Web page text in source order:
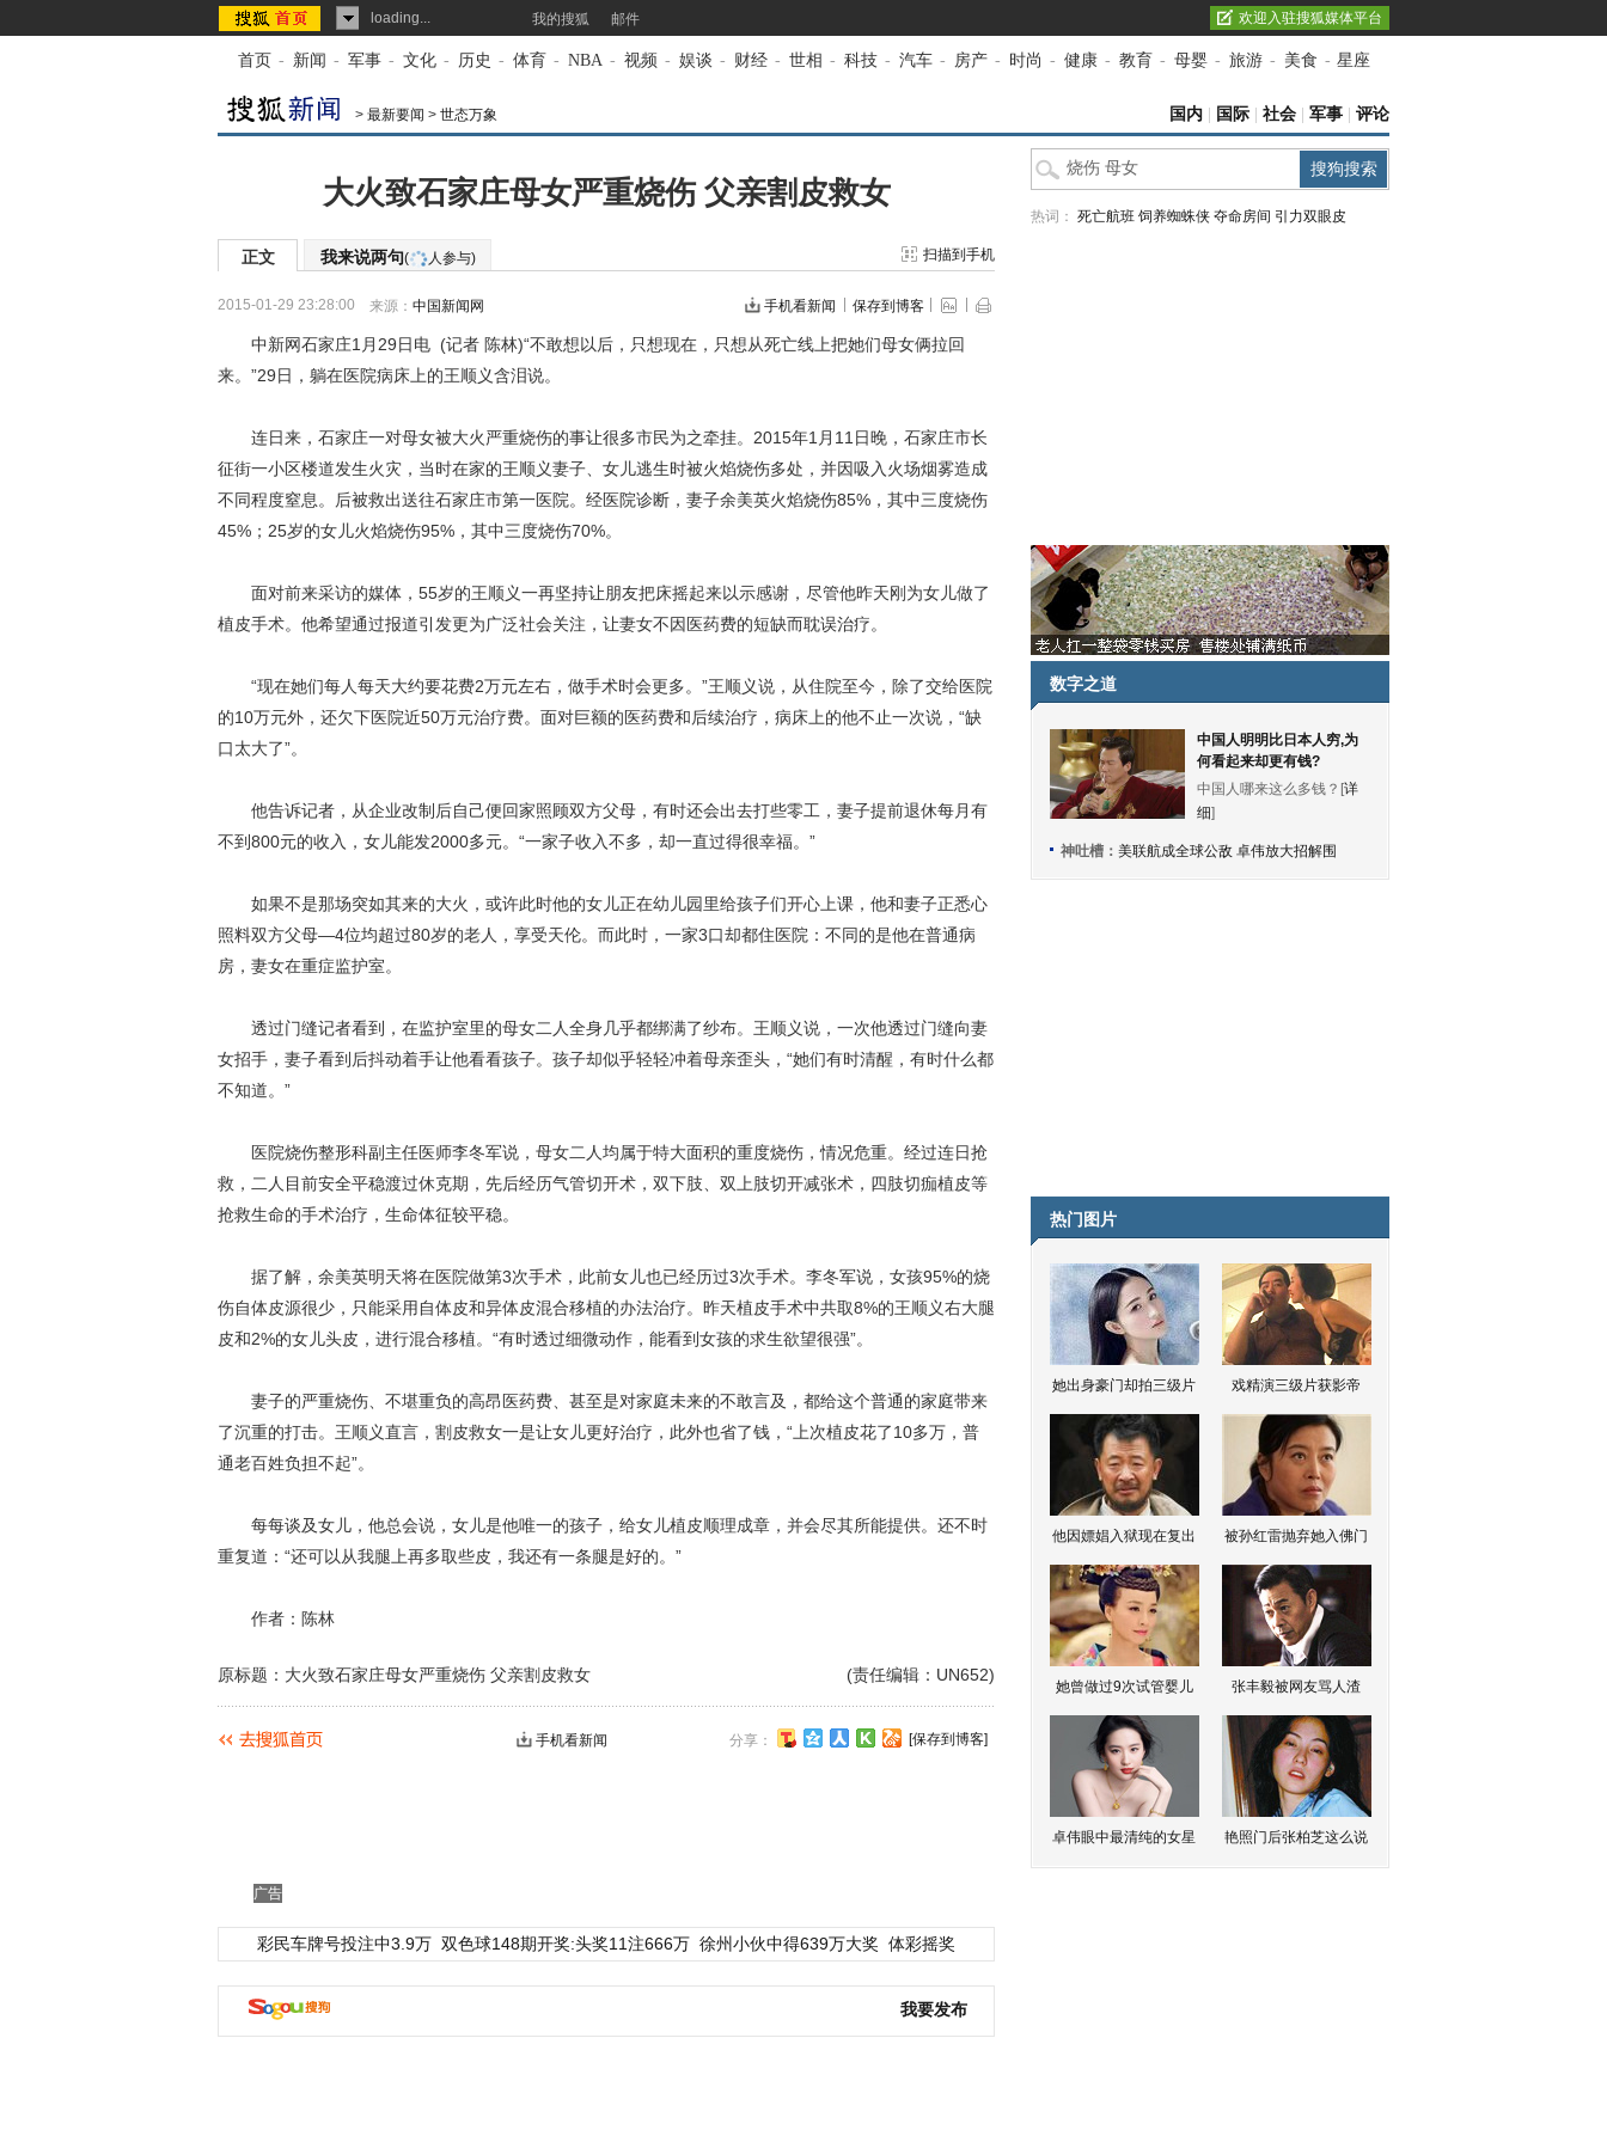
loading... 我的搜狐 邮件 欢迎入驻搜狐媒体平台
首页 - 新闻 - 军事 - 文化 - 历史 - 体育 - NBA - 视频 - 娱谈 - 财经 - 世相 - 科技 - 汽车 - 房产 - 时尚 - 健康 - 教育 - 母婴 - 旅游 - 美食 - 星座
> 最新要闻 > 世态万象 国内 国际 社会 军事 评论
大火致石家庄母女严重烧伤 父亲割皮救女
正文 我来说两句( 人参与) 扫描到手机
2015-01-29 23:28:00 来源： 中国新闻网 手机看新闻 保存到博客
中新网石家庄1月29日电 (记者 陈林)“不敢想以后，只想现在，只想从死亡线上把她们母女俩拉回
来。”29日，躺在医院病床上的王顺义含泪说。
连日来，石家庄一对母女被大火严重烧伤的事让很多市民为之牵挂。2015年1月11日晚，石家庄市长
征街一小区楼道发生火灾，当时在家的王顺义妻子、女儿逃生时被火焰烧伤多处，并因吸入火场烟雾造成
不同程度窒息。后被救出送往石家庄市第一医院。经医院诊断，妻子余美英火焰烧伤85%，其中三度烧伤
45%；25岁的女儿火焰烧伤95%，其中三度烧伤70%。
面对前来采访的媒体，55岁的王顺义一再坚持让朋友把床摇起来以示感谢，尽管他昨天刚为女儿做了
植皮手术。他希望通过报道引发更为广泛社会关注，让妻女不因医药费的短缺而耽误治疗。
“现在她们每人每天大约要花费2万元左右，做手术时会更多。”王顺义说，从住院至今，除了交给医院
的10万元外，还欠下医院近50万元治疗费。面对巨额的医药费和后续治疗，病床上的他不止一次说，“缺
口太大了”。
他告诉记者，从企业改制后自己便回家照顾双方父母，有时还会出去打些零工，妻子提前退休每月有
不到800元的收入，女儿能发2000多元。“一家子收入不多，却一直过得很幸福。”
如果不是那场突如其来的大火，或许此时他的女儿正在幼儿园里给孩子们开心上课，他和妻子正悉心
照料双方父母—4位均超过80岁的老人，享受天伦。而此时，一家3口却都住医院：不同的是他在普通病
房，妻女在重症监护室。
透过门缝记者看到，在监护室里的母女二人全身几乎都绑满了纱布。王顺义说，一次他透过门缝向妻
女招手，妻子看到后抖动着手让他看看孩子。孩子却似乎轻轻冲着母亲歪头，“她们有时清醒，有时什么都
不知道。”
医院烧伤整形科副主任医师李冬军说，母女二人均属于特大面积的重度烧伤，情况危重。经过连日抢
救，二人目前安全平稳渡过休克期，先后经历气管切开术，双下肢、双上肢切开减张术，四肢切痂植皮等
抢救生命的手术治疗，生命体征较平稳。
据了解，余美英明天将在医院做第3次手术，此前女儿也已经历过3次手术。李冬军说，女孩95%的烧
伤自体皮源很少，只能采用自体皮和异体皮混合移植的办法治疗。昨天植皮手术中共取8%的王顺义右大腿
皮和2%的女儿头皮，进行混合移植。“有时透过细微动作，能看到女孩的求生欲望很强”。
妻子的严重烧伤、不堪重负的高昂医药费、甚至是对家庭未来的不敢言及，都给这个普通的家庭带来
了沉重的打击。王顺义直言，割皮救女一是让女儿更好治疗，此外也省了钱，“上次植皮花了10多万，普
通老百姓负担不起”。
每每谈及女儿，他总会说，女儿是他唯一的孩子，给女儿植皮顺理成章，并会尽其所能提供。还不时
重复道：“还可以从我腿上再多取些皮，我还有一条腿是好的。”
作者：陈林
(责任编辑：UN652)
原标题：大火致石家庄母女严重烧伤 父亲割皮救女
分享： [保存到博客]
手机看新闻
广告
彩民车牌号投注中3.9万 双色球148期开奖:头奖11注666万 徐州小伙中得639万大奖 体彩摇奖
我要发布
热词： 死亡航班 饲养蜘蛛侠 夺命房间 引力双眼皮
数字之道
中国人明明比日本人穷,为
何看起来却更有钱?
中国人哪来这么多钱？[详
细]
神吐槽： 美联航成全球公敌 卓伟放大招解围
热门图片
她出身豪门却拍三级片 戏精演三级片获影帝
他因嫖娼入狱现在复出 被孙红雷抛弃她入佛门
她曾做过9次试管婴儿 张丰毅被网友骂人渣
卓伟眼中最清纯的女星 艳照门后张柏芝这么说